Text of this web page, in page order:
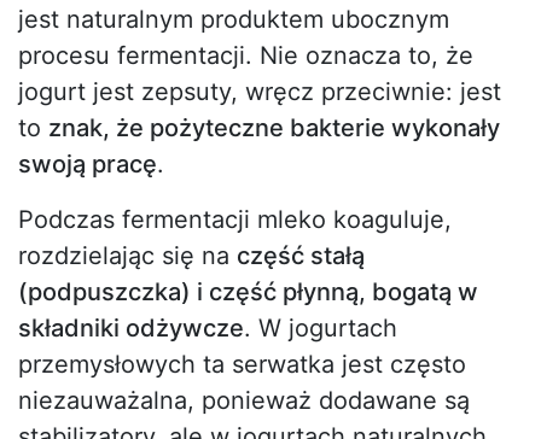
jest naturalnym produktem ubocznym
procesu fermentacji. Nie oznacza to, że
jogurt jest zepsuty, wręcz przeciwnie: jest
to znak, że pożyteczne bakterie wykonały
swoją pracę.
Podczas fermentacji mleko koaguluje,
rozdzielając się na część stałą
(podpuszczka) i część płynną, bogatą w
składniki odżywcze. W jogurtach
przemysłowych ta serwatka jest często
niezauważalna, ponieważ dodawane są